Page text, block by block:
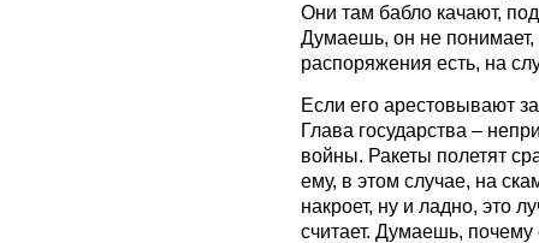
Они там бабло качают,
Думаешь, он не понимает,
распоряжения есть, на
Если его арестовывают
Глава государства –
войны. Ракеты полетят
ему, в этом случае, на
накроет, ну и ладно, это
считает. Думаешь,